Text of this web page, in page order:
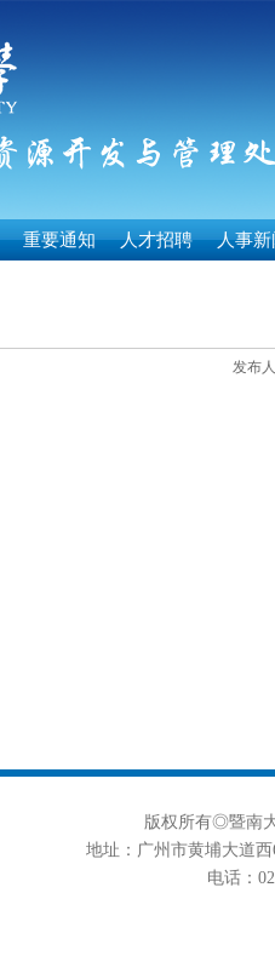
重要通知 人才招聘 人事新
发布
版权所有◎暨南
地址：广州市黄埔大道
电话：